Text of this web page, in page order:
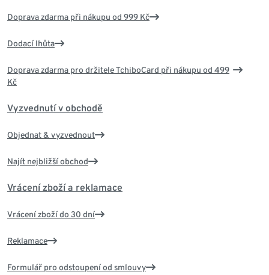
Doprava zdarma při nákupu od 999 Kč
Dodací lhůta
Doprava zdarma pro držitele TchiboCard při nákupu od 499
Kč
Vyzvednutí v obchodě
Objednat & vyzvednout
Najít nejbližší obchod
Vrácení zboží a reklamace
Vrácení zboží do 30 dní
Reklamace
Formulář pro odstoupení od smlouvy